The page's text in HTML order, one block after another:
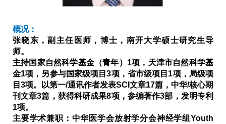
概况：
张晓东，副主任医师，博士，南开大学硕士研究生导
师。
主持国家自然科学基金（青年） 1项，天津市自然科学基
金1项，另参与国家级项目3项，省市级项目 1项，局级项
目 3项。以第一/通讯作者发表SCI 文章17篇，中华/核心期
刊文章3篇，获得科研成果8项，参编著作3部，发明专利
1项。
主要学术兼职：中华医学会放射学分会神经学组 Youth